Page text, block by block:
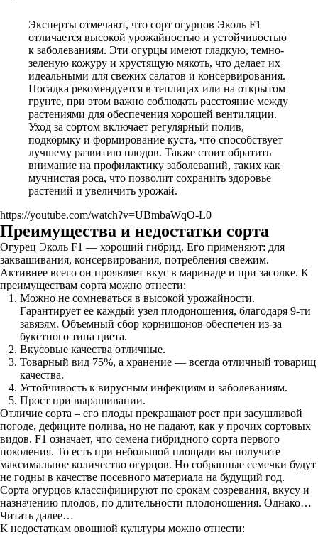
Эксперты отмечают, что сорт огурцов Эколь F1
отличается высокой урожайностью и устойчивостью
к заболеваниям. Эти огурцы имеют гладкую, темно-
зеленую кожуру и хрустящую мякоть, что делает их
идеальными для свежих салатов и консервирования.
Посадка рекомендуется в теплицах или на открытом
грунте, при этом важно соблюдать расстояние между
растениями для обеспечения хорошей вентиляции.
Уход за сортом включает регулярный полив,
подкормку и формирование куста, что способствует
лучшему развитию плодов. Также стоит обратить
внимание на профилактику заболеваний, таких как
мучнистая роса, что позволит сохранить здоровье
растений и увеличить урожай.
https://youtube.com/watch?v=UBmbaWqO-L0
Преимущества и недостатки сорта
Огурец Эколь F1 — хороший гибрид. Его применяют: для
заквашивания, консервирования, потребления свежим.
Активнее всего он проявляет вкус в маринаде и при засолке. К
преимуществам сорта можно отнести:
Можно не сомневаться в высокой урожайности.
Гарантирует ее каждый узел плодоношения, благодаря 9-ти
завязям. Объемный сбор корнишонов обеспечен из-за
букетного типа цвета.
Вкусовые качества отличные.
Товарный вид 75%, а хранение — всегда отличный товарищ
качества.
Устойчивость к вирусным инфекциям и заболеваниям.
Прост при выращивании.
Отличие сорта – его плоды прекращают рост при засушливой
погоде, дефиците полива, но не падают, как у прочих сортовых
видов. F1 означает, что семена гибридного сорта первого
поколения. То есть при небольшой площади вы получите
максимальное количество огурцов. Но собранные семечки будут
не годны в качестве посевного материала на будущий год.
Сорта огурцов классифицируют по срокам созревания, вкусу и
назначению плодов, по длительности плодоношения. Однако…
Читать далее…
К недостаткам овощной культуры можно отнести: